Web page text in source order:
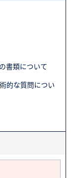
書類について
的な質問につい